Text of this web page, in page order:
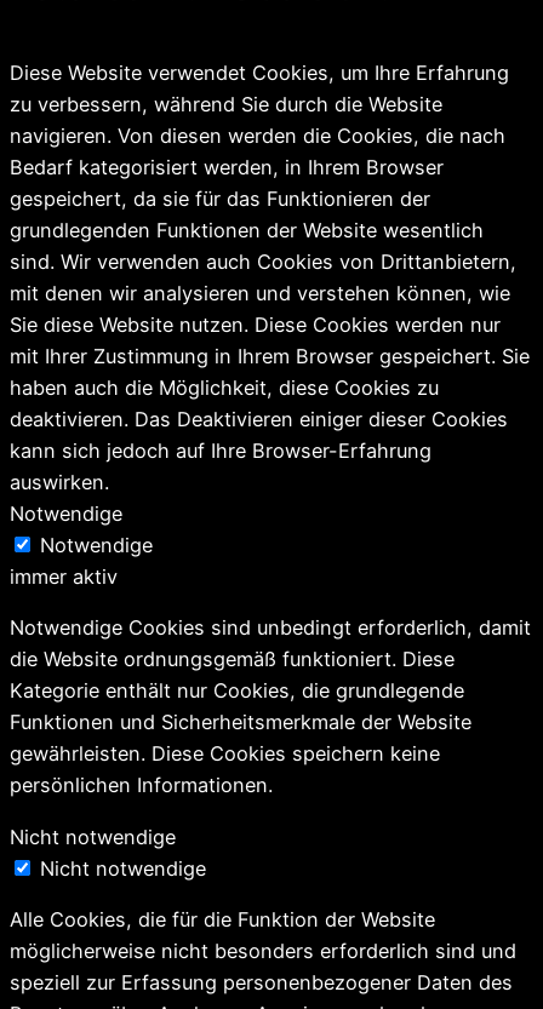
Diese Website verwendet Cookies, um Ihre Erfahrung
zu verbessern, während Sie durch die Website
navigieren. Von diesen werden die Cookies, die nach
Bedarf kategorisiert werden, in Ihrem Browser
gespeichert, da sie für das Funktionieren der
grundlegenden Funktionen der Website wesentlich
sind. Wir verwenden auch Cookies von Drittanbietern,
mit denen wir analysieren und verstehen können, wie
Sie diese Website nutzen. Diese Cookies werden nur
mit Ihrer Zustimmung in Ihrem Browser gespeichert. Sie
haben auch die Möglichkeit, diese Cookies zu
deaktivieren. Das Deaktivieren einiger dieser Cookies
kann sich jedoch auf Ihre Browser-Erfahrung
auswirken.
Notwendige
Notwendige
immer aktiv
Notwendige Cookies sind unbedingt erforderlich, damit
die Website ordnungsgemäß funktioniert. Diese
Kategorie enthält nur Cookies, die grundlegende
Funktionen und Sicherheitsmerkmale der Website
gewährleisten. Diese Cookies speichern keine
persönlichen Informationen.
Nicht notwendige
Nicht notwendige
Alle Cookies, die für die Funktion der Website
möglicherweise nicht besonders erforderlich sind und
speziell zur Erfassung personenbezogener Daten des